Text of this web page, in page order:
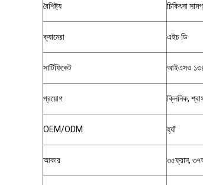
বৈশিষ্ট্য চিকিৎসা
ক্যামেরা এইচ ডি
সার্টিফিকেট আইএসও
প্রয়োগ ক্লিনিক,
OEM/ODM হ্যাঁ
আকার ৩৫ফ্রান,